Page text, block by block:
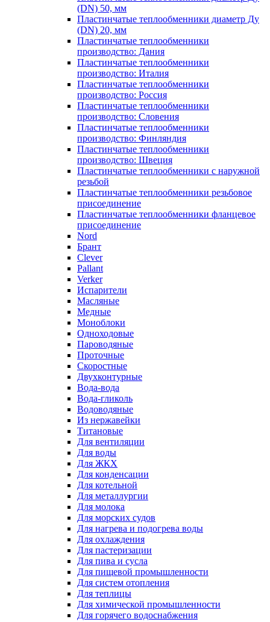
(DN) 50, мм
Пластинчатые теплообменники диаметр Ду
(DN) 20, мм
Пластинчатые теплообменники
производство: Дания
Пластинчатые теплообменники
производство: Италия
Пластинчатые теплообменники
производство: Россия
Пластинчатые теплообменники
производство: Словения
Пластинчатые теплообменники
производство: Финляндия
Пластинчатые теплообменники
производство: Швеция
Пластинчатые теплообменники с наружной
резьбой
Пластинчатые теплообменники резьбовое
присоединение
Пластинчатые теплообменники фланцевое
присоединение
Nord
Брант
Clever
Pallant
Verker
Испарители
Масляные
Медные
Моноблоки
Одноходовые
Пароводяные
Проточные
Скоростные
Двухконтурные
Вода-вода
Вода-гликоль
Водоводяные
Из нержавейки
Титановые
Для вентиляции
Для воды
Для ЖКХ
Для конденсации
Для котельной
Для металлургии
Для молока
Для морских судов
Для нагрева и подогрева воды
Для охлаждения
Для пастеризации
Для пива и сусла
Для пищевой промышленности
Для систем отопления
Для теплицы
Для химической промышленности
Для горячего водоснабжения